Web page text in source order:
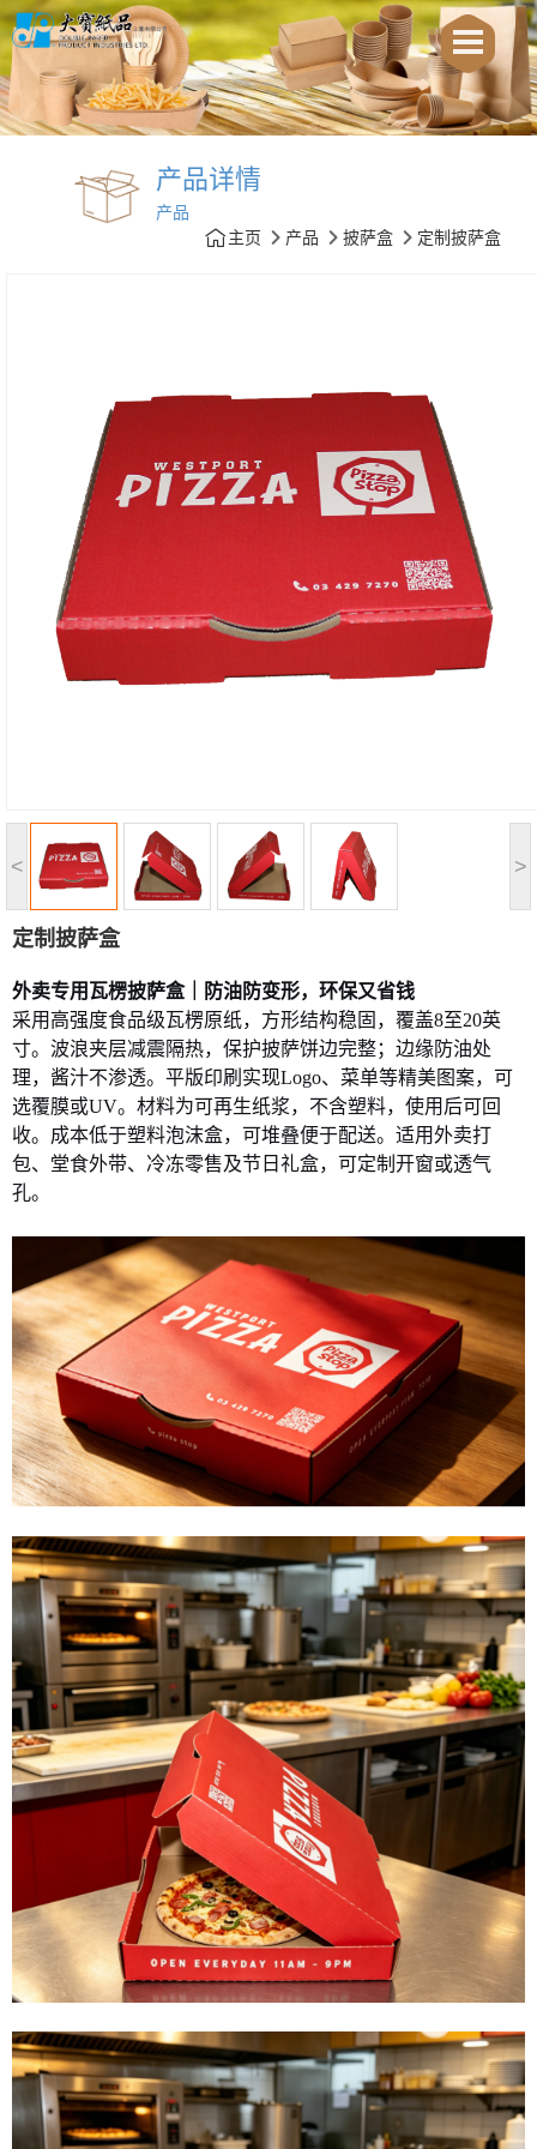
产品详情
产品
主页
产品 披萨盒 定制披萨盒
< >
定制披萨盒
外卖专用瓦楞披萨盒｜防油防变形，环保又省钱
采用高强度食品级瓦楞原纸，方形结构稳固，覆盖8至20英
寸。波浪夹层减震隔热，保护披萨饼边完整；边缘防油处
理，酱汁不渗透。平版印刷实现Logo、菜单等精美图案，可
选覆膜或UV。材料为可再生纸浆，不含塑料，使用后可回
收。成本低于塑料泡沫盒，可堆叠便于配送。适用外卖打
包、堂食外带、冷冻零售及节日礼盒，可定制开窗或透气
孔。